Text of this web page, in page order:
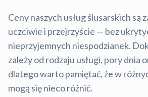
Ceny naszych usług ślusarskich są
uczciwie i przejrzyście — bez
nieprzyjemnych niespodzianek.
zależy od rodzaju usługi, pory dnia
dlatego warto pamiętać, że w
mogą się nieco różnić.